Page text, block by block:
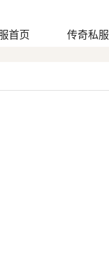
首页 传奇私服